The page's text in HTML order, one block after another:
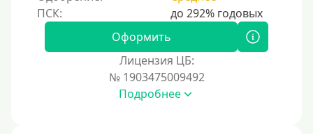
На банковский счет
Оформить
Лицензия ЦБ:
№ 1903475009492
Подробнее